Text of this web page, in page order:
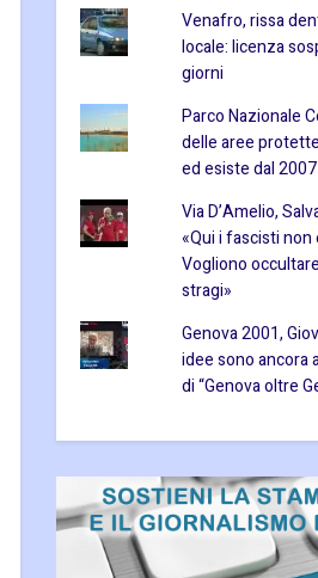
Venafro, rissa
locale: licenza
giorni
Parco Nazionale
delle aree
ed esiste dal 2007
Via D’Amelio,
«Qui i fascisti
Vogliono
stragi»
Genova 2001,
idee sono ancora
di “Genova oltre